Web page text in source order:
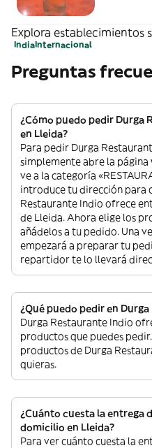
Explora establecimientos
IndiaInternacional
Preguntas
¿Cómo puedo pedir Durga
en Lleida?
Para pedir Durga
simplemente abre la
ve a la categoría
introduce tu dirección para
Restaurante Indio ofrece
de Lleida. Ahora elige los
añádelos a tu pedido. Una
empezará a preparar tu
repartidor te lo llevará
¿Qué puedo pedir en
Durga Restaurante Indio
productos que puedes
productos de Durga
quieras.
¿Cuánto cuesta la entrega
domicilio en Lleida?
Para ver cuánto cuesta la